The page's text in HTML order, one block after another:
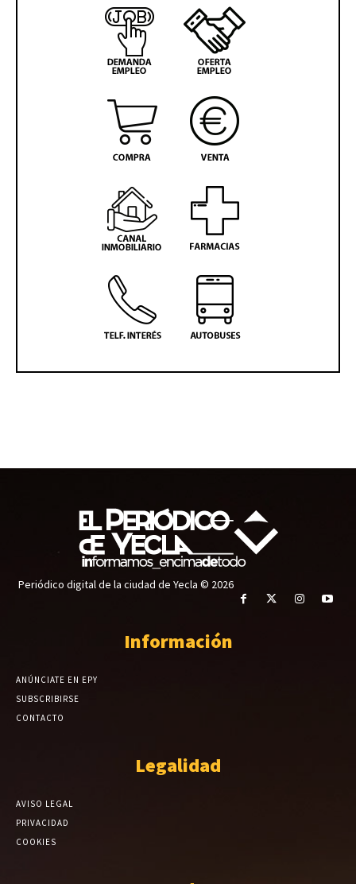
Periódico digital de la ciudad de Yecla © 2026
Información
ANÚNCIATE EN EPY
SUBSCRIBIRSE
CONTACTO
Legalidad
AVISO LEGAL
PRIVACIDAD
COOKIES